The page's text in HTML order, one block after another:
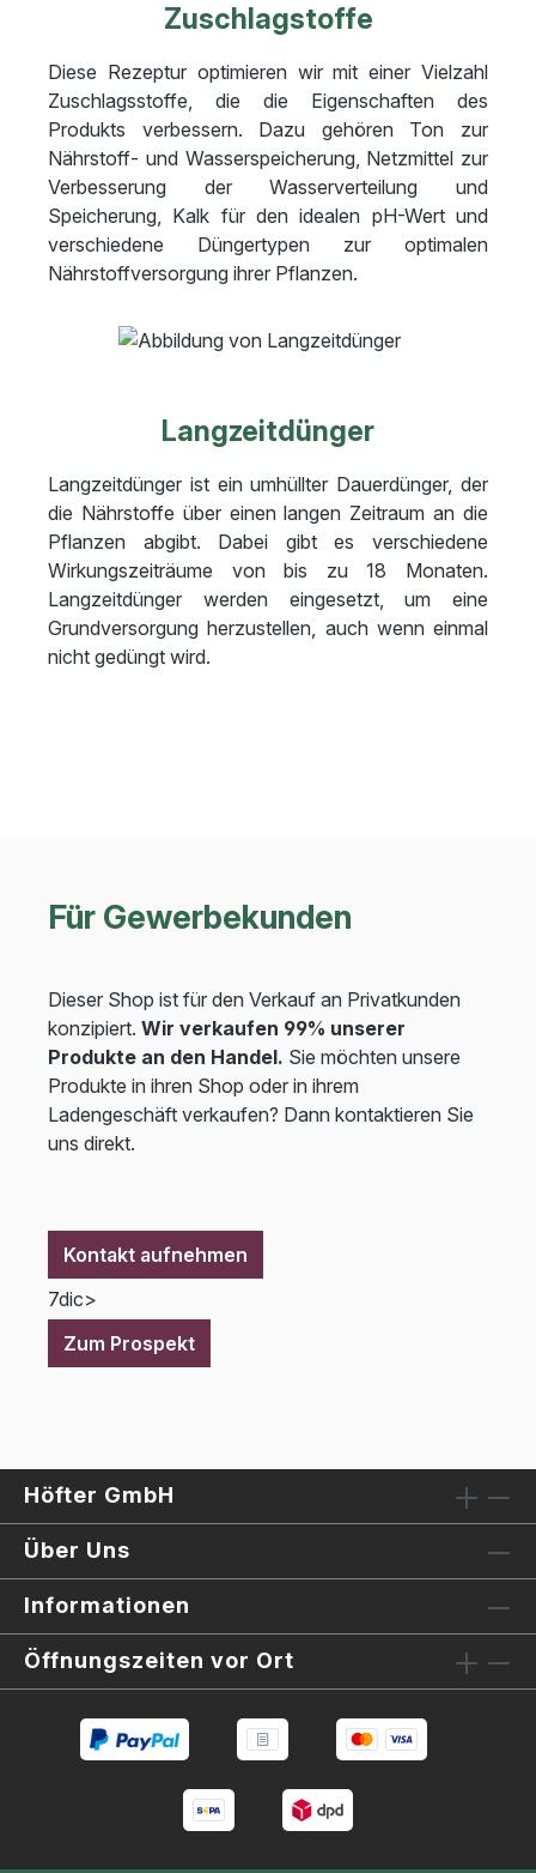
Zuschlagstoffe
Diese Rezeptur optimieren wir mit einer Vielzahl
Zuschlagsstoffe, die die Eigenschaften des
Produkts verbessern. Dazu gehören Ton zur
Nährstoff- und Wasserspeicherung, Netzmittel zur
Verbesserung der Wasserverteilung und
Speicherung, Kalk für den idealen pH-Wert und
verschiedene Düngertypen zur optimalen
Nährstoffversorgung ihrer Pflanzen.
Langzeitdünger
Langzeitdünger ist ein umhüllter Dauerdünger, der
die Nährstoffe über einen langen Zeitraum an die
Pflanzen abgibt. Dabei gibt es verschiedene
Wirkungszeiträume von bis zu 18 Monaten.
Langzeitdünger werden eingesetzt, um eine
Grundversorgung herzustellen, auch wenn einmal
nicht gedüngt wird.
Für Gewerbekunden
Dieser Shop ist für den Verkauf an Privatkunden
konzipiert. Wir verkaufen 99% unserer
Produkte an den Handel. Sie möchten unsere
Produkte in ihren Shop oder in ihrem
Ladengeschäft verkaufen? Dann kontaktieren Sie
uns direkt.
Kontakt aufnehmen
7dic>
Zum Prospekt
Höfter GmbH
Über Uns
Informationen
Öffnungszeiten vor Ort